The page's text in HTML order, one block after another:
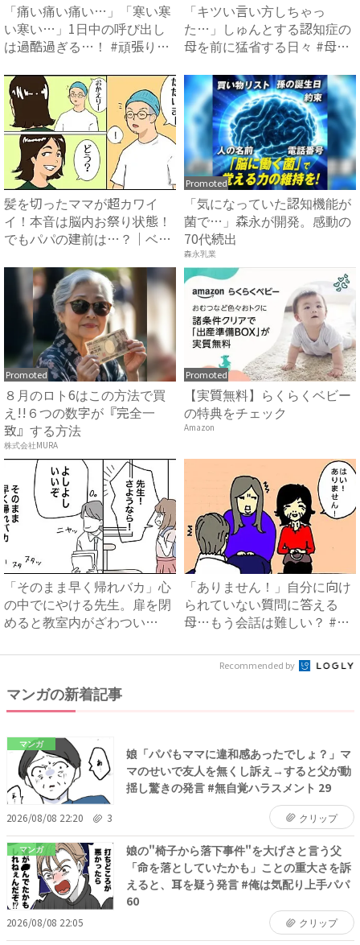
「痛い痛い痛い…」「寒い寒
い寒い…」1日中の呼び出し
は過酷過ぎる…！ #頑張り
「キツい言い方しちゃっ
た…」しゅんとする認知症の
母を前に猛省する日々 #母の
髪を切ったママが超カワイ
イ！本音は脳内お祭り状態！
でもパパの建前は…？｜ベビ
Promoted
「気になっていた認知機能が
菌で…」森永が開発。感動の
70代続出
森永乳業
Promoted
８月のロト6はこの方法で買
え!!６つの数字が『完全一
致』する方法
株式会社MURA
Promoted
【実質無料】らくらくベビー
の特典をチェック
Amazon
「そのまま早く帰れバカ」心
の中でにやける先生。扉を閉
めると教室内がざわつい
「ありません！」自分に向け
られていない質問に答える
母…もう会話は難しい？ #母
Recommended by
マンガの新着記事
マンガ
娘「パパもママに違和感あったでしょ？」マ
マのせいで友人を無くし訴え→すると父が動
揺し驚きの発言 #無自覚ハラスメント 29
2026/08/08 22:20 3 クリップ
マンガ
娘の"椅子から落下事件"を大げさと言う父
「命を落としていたかも」ことの重大さを訴
えると、耳を疑う発言 #俺は気配り上手パパ
60
2026/08/08 22:05 クリップ